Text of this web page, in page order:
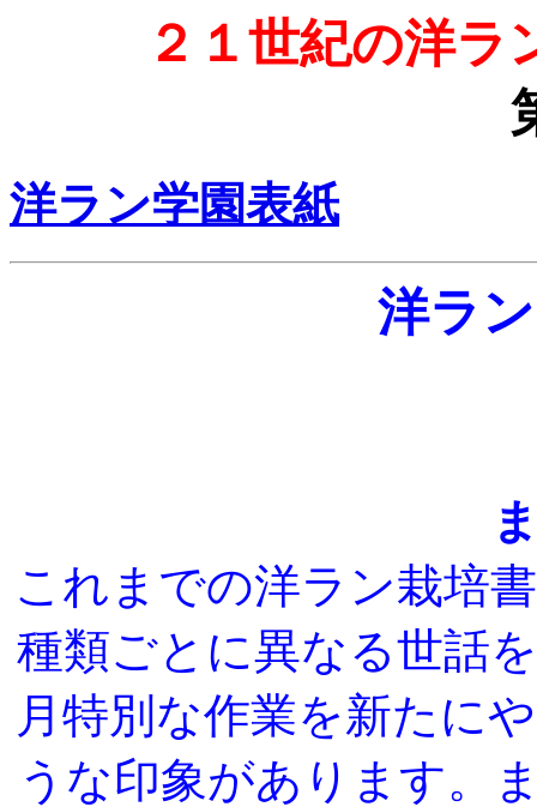
２１世紀の洋ラ
洋ラン学園表紙
洋ラ
これまでの洋ラン栽培
種類ごとに異なる世話
月特別な作業を新たに
うな印象があります。